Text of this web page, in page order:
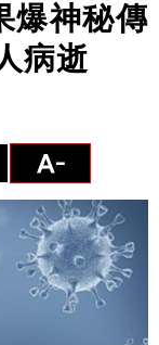
爆神秘傳
病逝